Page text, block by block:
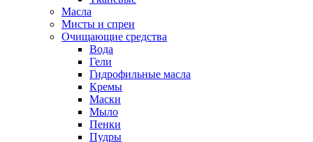
Масла
Мисты и спреи
Очищающие средства
Вода
Гели
Гидрофильные масла
Кремы
Маски
Мыло
Пенки
Пудры